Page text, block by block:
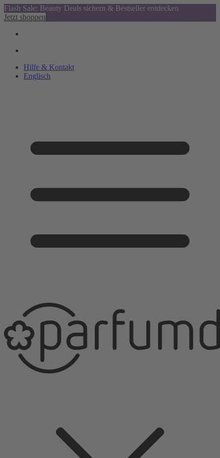
Flash Sale: Beauty Deals sichern & Bestseller entdecken
Jetzt shoppen
Hilfe & Kontakt
Englisch